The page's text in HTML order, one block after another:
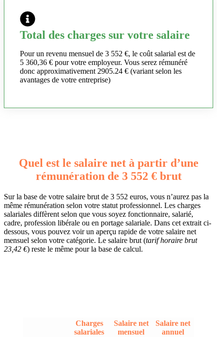
Total des charges sur votre salaire
Pour un revenu mensuel de 3 552 €, le coût salarial est de
5 360,36 € pour votre employeur. Vous serez rémunéré
donc approximativement 2905.24 € (variant selon les
avantages de votre entreprise)
Quel est le salaire net à partir d’une
rémunération de 3 552 € brut
Sur la base de votre salaire brut de 3 552 euros, vous n’aurez pas la
même rémunération selon votre statut professionnel. Les charges
salariales diffèrent selon que vous soyez fonctionnaire, salarié,
cadre, profession libérale ou en portage salariale. Dans cet extrait ci-
dessous, vous pouvez voir un aperçu rapide de votre salaire net
mensuel selon votre catégorie. Le salaire brut (tarif horaire brut
23,42 €) reste le même pour la base de calcul.
Charges
salariales
Salaire net
mensuel
Salaire net
annuel